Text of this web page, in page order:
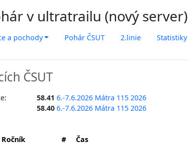
v ultratrailu (nový server)
a pochody Pohár ČSUT 2.linie Statistiky
ČSUT
58.41 6.-7.6.2026 Mátra 115 2026
58.40 6.-7.6.2026 Mátra 115 2026
Ročník # Čas